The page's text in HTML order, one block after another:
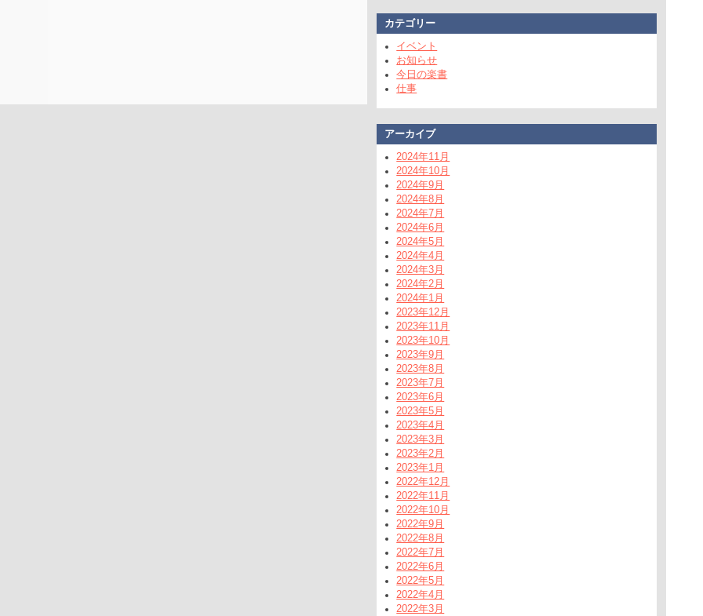
カテゴリー
イベント
お知らせ
今日の楽書
仕事
アーカイブ
2024年11月
2024年10月
2024年9月
2024年8月
2024年7月
2024年6月
2024年5月
2024年4月
2024年3月
2024年2月
2024年1月
2023年12月
2023年11月
2023年10月
2023年9月
2023年8月
2023年7月
2023年6月
2023年5月
2023年4月
2023年3月
2023年2月
2023年1月
2022年12月
2022年11月
2022年10月
2022年9月
2022年8月
2022年7月
2022年6月
2022年5月
2022年4月
2022年3月